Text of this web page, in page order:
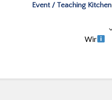
Event / Teaching Kitchen
Wir